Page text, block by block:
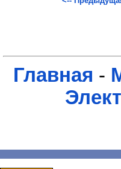
Главная -